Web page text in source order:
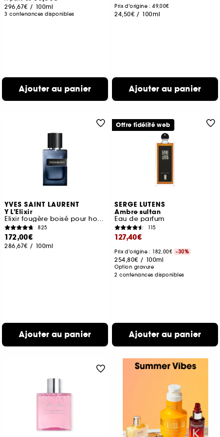
296,67€ / 100ml
3 contenances disponibles
Ajouter au panier
Prix d'origine : 49,00€
24,50€ / 100ml
Ajouter au panier
YVES SAINT LAURENT
Y L'Elixir
Elixir fougère boisé pour homme
825
172,00€
286,67€ / 100ml
Ajouter au panier
SERGE LUTENS
Ambre sultan
Eau de parfum
115
127,40€
Prix d'origine : 182,00€ -30%
254,80€ / 100ml
Option gravure
2 contenances disponibles
Ajouter au panier
Offre fidélité web